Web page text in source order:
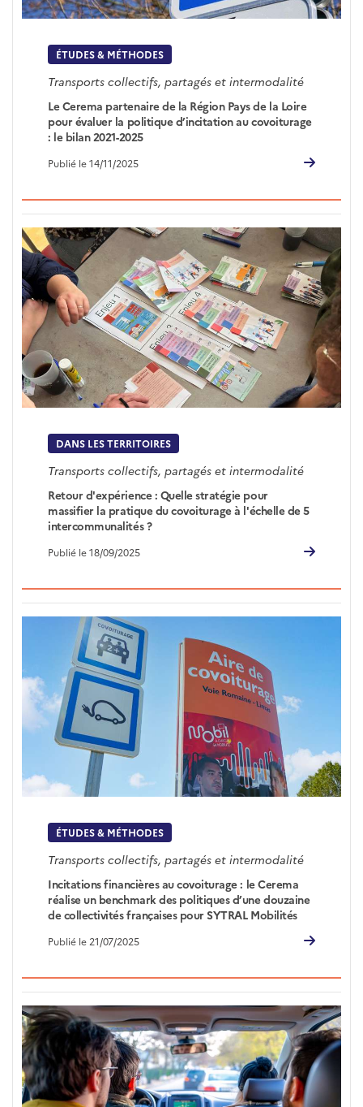
ÉTUDES & MÉTHODES
Transports collectifs, partagés et intermodalité
Le Cerema partenaire de la Région Pays de la Loire
pour évaluer la politique d’incitation au covoiturage
: le bilan 2021-2025
Publié le 14/11/2025
DANS LES TERRITOIRES
Transports collectifs, partagés et intermodalité
Retour d'expérience : Quelle stratégie pour
massifier la pratique du covoiturage à l'échelle de 5
intercommunalités ?
Publié le 18/09/2025
ÉTUDES & MÉTHODES
Transports collectifs, partagés et intermodalité
Incitations financières au covoiturage : le Cerema
réalise un benchmark des politiques d’une douzaine
de collectivités françaises pour SYTRAL Mobilités
Publié le 21/07/2025